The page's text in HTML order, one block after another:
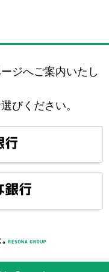
ジへご案内いたし
びください。